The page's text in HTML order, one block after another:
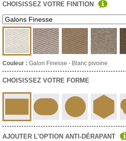
CHOISISSEZ VOTRE FINITION
Couleur : Galon Finesse - Blanc pivoine
CHOISISSEZ VOTRE FORME
AJOUTER L'OPTION ANTI-DÉRAPANT